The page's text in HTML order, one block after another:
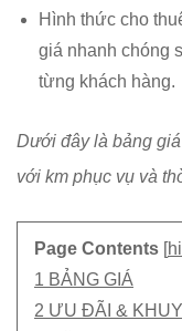
Hình thức cho
giá nhanh chóng
từng khách hàng.
Dưới đây là bảng
với km phục vụ và
Page Contents
1 BẢNG GIÁ
2 ƯU ĐÃI &